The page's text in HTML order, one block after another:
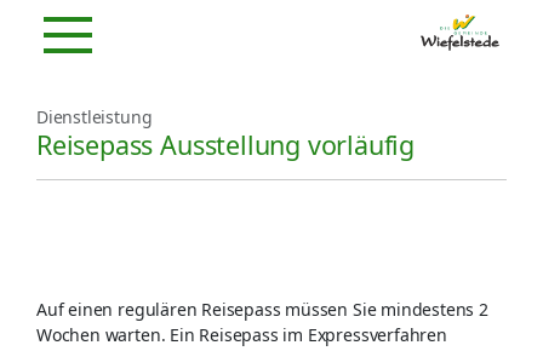
Dienstleistung
Reisepass Ausstellung vorläufig
Auf einen regulären Reisepass müssen Sie mindestens 2
Wochen warten. Ein Reisepass im Expressverfahren